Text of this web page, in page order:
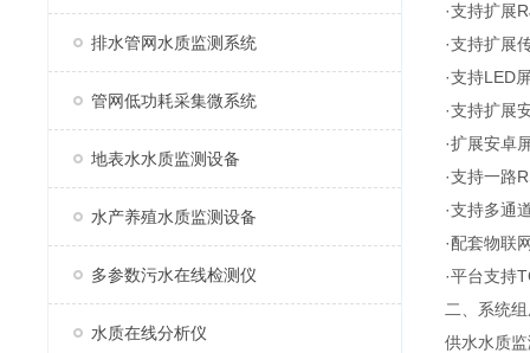
排水管网水质监测系统
管网低功耗采集微系统
地表水水质监测设备
水产养殖水质监测设备
多参数污水在线检测仪
水质在线分析仪
·支持扩展
·支持扩展
·支持LED
·支持扩展
·扩展安卓
·支持一路
·支持多通
·配套物联
·平台支持
二、系统
供水水质